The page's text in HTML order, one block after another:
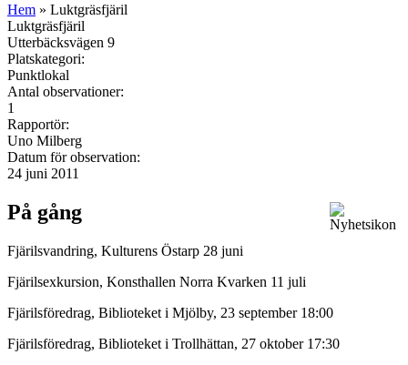
Hem » Luktgräsfjäril
Luktgräsfjäril
Utterbäcksvägen 9
Platskategori:
Punktlokal
Antal observationer:
1
Rapportör:
Uno Milberg
Datum för observation:
24 juni 2011
På gång
Fjärilsvandring, Kulturens Östarp 28 juni
Fjärilsexkursion, Konsthallen Norra Kvarken 11 juli
Fjärilsföredrag, Biblioteket i Mjölby, 23 september 18:00
Fjärilsföredrag, Biblioteket i Trollhättan, 27 oktober 17:30